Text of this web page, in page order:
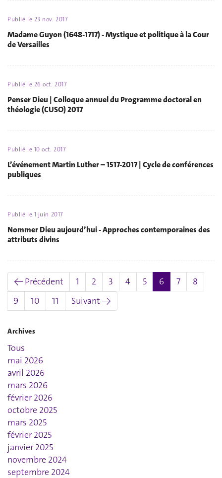
Publié le 23 nov. 2017
Madame Guyon (1648-1717) - Mystique et politique à la Cour
de Versailles
Publié le 26 oct. 2017
Penser Dieu | Colloque annuel du Programme doctoral en
théologie (CUSO) 2017
Publié le 10 oct. 2017
L’événement Martin Luther – 1517-2017 | Cycle de conférences
publiques
Publié le 1 juin 2017
Nommer Dieu aujourd’hui - Approches contemporaines des
attributs divins
← Précédent 1 2 3 4 5 6 (actuel)
7
8
9
10 11 Suivant →
Archives
Tous
mai 2026
avril 2026
mars 2026
février 2026
octobre 2025
mars 2025
février 2025
janvier 2025
novembre 2024
septembre 2024